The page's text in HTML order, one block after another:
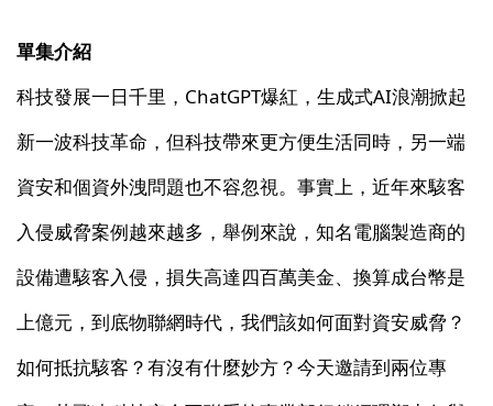
單集介紹
科技發展一日千里，ChatGPT爆紅，生成式AI浪潮掀起
新一波科技革命，但科技帶來更方便生活同時，另一端
資安和個資外洩問題也不容忽視。事實上，近年來駭客
入侵威脅案例越來越多，舉例來說，知名電腦製造商的
設備遭駭客入侵，損失高達四百萬美金、換算成台幣是
上億元，到底物聯網時代，我們該如何面對資安威脅？
如何抵抗駭客？有沒有什麼妙方？今天邀請到兩位專